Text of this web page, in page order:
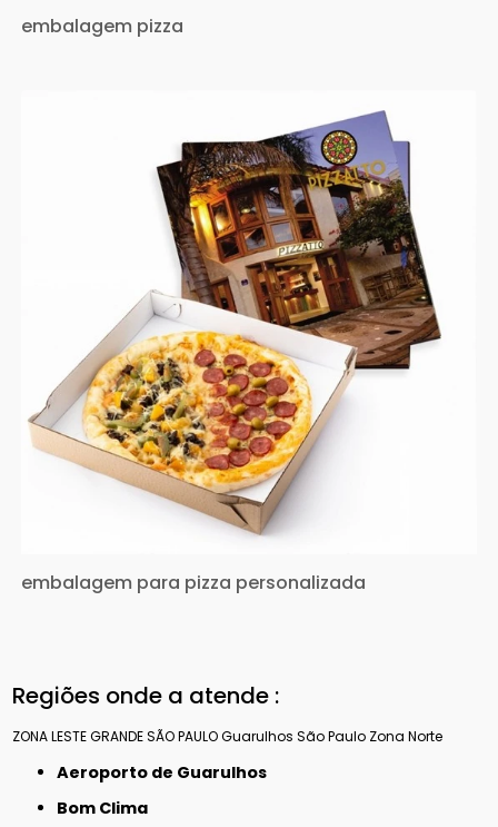
embalagem pizza
embalagem para pizza personalizada
Regiões onde a atende :
ZONA LESTEGRANDE SÃO PAULOGuarulhos São Paulo Zona Norte
Aeroporto de Guarulhos
Bom Clima